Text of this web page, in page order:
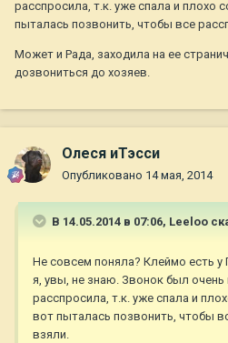
расспросила, т.к. уже спала и плохо
пыталась позвонить, чтобы все
Может и Рада, заходила на ее
дозвониться до хозяев.
Олеся иТэсси
Опубликовано 14 мая, 2014
В 14.05.2014 в 07:06, Leeloo
Не совсем поняла? Клеймо есть у
я, увы, не знаю. Звонок был очень
расспросила, т.к. уже спала и
вот пыталась позвонить, чтобы
взяли.